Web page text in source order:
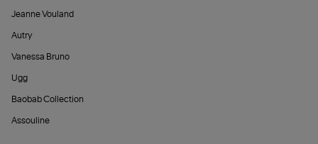
Jeanne Vouland
Autry
Vanessa Bruno
Ugg
Baobab Collection
Assouline